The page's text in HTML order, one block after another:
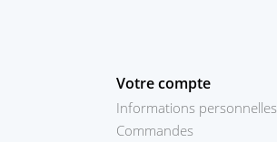
Votre compte
Informations personnelles
Commandes